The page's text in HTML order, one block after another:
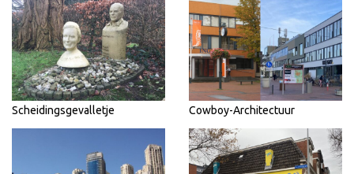
Scheidingsgevalletje Cowboy-Architectuur